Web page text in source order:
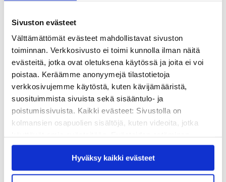
Sivuston evästeet
Välttämättömät evästeet mahdollistavat sivuston
toiminnan. Verkkosivusto ei toimi kunnolla ilman näitä
evästeitä, jotka ovat oletuksena käytössä ja joita ei voi
poistaa. Keräämme anonyymejä tilastotietoja
verkkosivujemme käytöstä, kuten kävijämääristä,
suosituimmista sivuista sekä sisääntulo- ja
poistumissivuista. Kaikki evästeet: Sivustolla on
kolmansien osapuolien sisältöjä, kuten videoita, jotka
saattaa estää näiden sisältöjen näkymisen.
Hyväksymällä kaikki evästeet varmistat, että kaikki
sisältö on käytettävissäsi.
Hyväksy kaikki evästeet
Ajankohtaista
”Trollaus ei ole kommunikaatiota,
vaan ansa. Se hajottaa keskustelua”,
trollipajassa 15.8. puhuvat Suvi
Auvinen ja Pekka Sauri